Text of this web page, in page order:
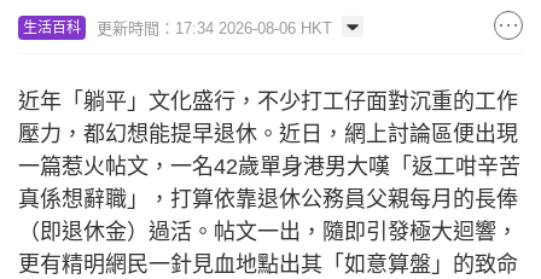
生活百科 更新時間：17:34 2026-08-06 HKT
近年「躺平」文化盛行，不少打工仔面對沉重的工作
壓力，都幻想能提早退休。近日，網上討論區便出現
一篇惹火帖文，一名42歲單身港男大嘆「返工咁辛苦
真係想辭職」，打算依靠退休公務員父親每月的長俸
（即退休金）過活。帖文一出，隨即引發極大迴響，
更有精明網民一針見血地點出其「如意算盤」的致命